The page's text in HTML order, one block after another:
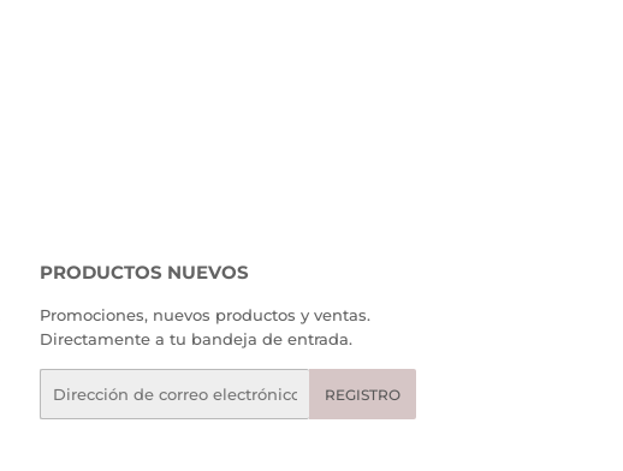
PRODUCTOS NUEVOS
Promociones, nuevos productos y ventas.
Directamente a tu bandeja de entrada.
REGISTRO